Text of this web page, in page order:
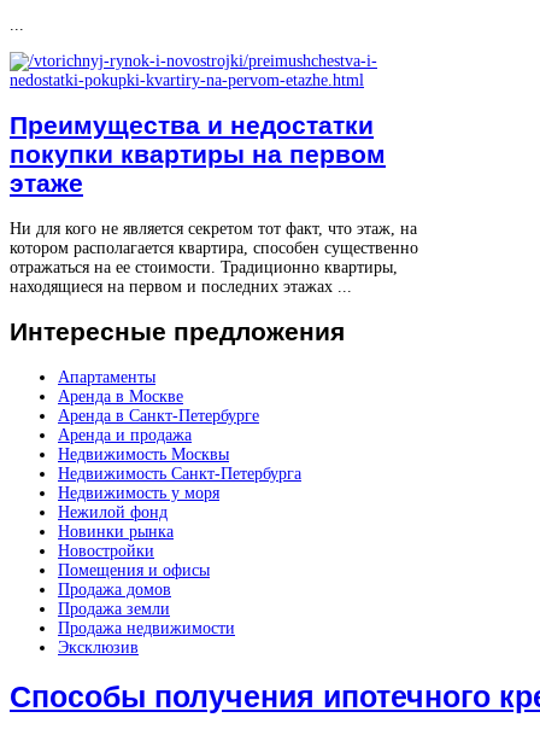
...
Преимущества и недостатки
покупки квартиры на первом
этаже
Ни для кого не является секретом тот факт, что этаж, на
котором располагается квартира, способен существенно
отражаться на ее стоимости. Традиционно квартиры,
находящиеся на первом и последних этажах ...
Интересные предложения
Апартаменты
Аренда в Москве
Аренда в Санкт-Петербурге
Аренда и продажа
Недвижимость Москвы
Недвижимость Санкт-Петербурга
Недвижимость у моря
Нежилой фонд
Новинки рынка
Новостройки
Помещения и офисы
Продажа домов
Продажа земли
Продажа недвижимости
Эксклюзив
Способы получения ипотечного